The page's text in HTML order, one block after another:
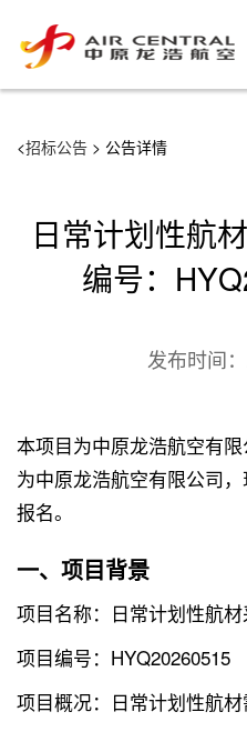
用户案例
<招标公告 > 公告详情
日常计划性航
编号：
发布时间：
本项目为中原龙浩航空有
为中原龙浩航空有限公司
报名。
一、项目背景
项目名称：日常计划性航材
项目编号：HYQ20260515
项目概况：日常计划性航